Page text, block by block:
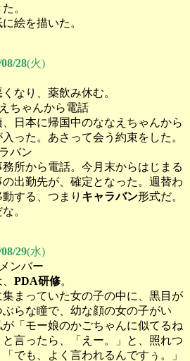
。
絵を描いた。
28(火)
なり、薬飲み休む。
ちゃんから電話
、日本に帰国中のななえちゃんから
った。あさって会う約束をした。
バン
務所から電話。今月末からはじまる
の出勤先が、確定となった。週替わ
動する、つまり キャラバン形式だ。
。
29(水)
ンバー
PDA研修。
集まっていた女の子の中に、黒目が
ぶらな瞳で、幼な顔の女の子がい
が「モー娘のかごちゃんに似てるね
と言ったら、「えー。」と、照れつ
でも、よく言われるんですぅ。」